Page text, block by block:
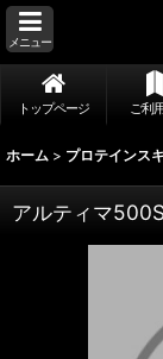
メニュー
トップページ ご利
ホーム > プロテインス
アルティマ